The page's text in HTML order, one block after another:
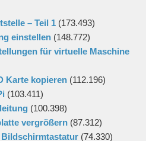
– Teil 1 (173.493)
einstellen (148.772)
für virtuelle Maschine
Karte kopieren (112.196)
(103.411)
(100.398)
vergrößern (87.312)
Bildschirmtastatur (74.330)